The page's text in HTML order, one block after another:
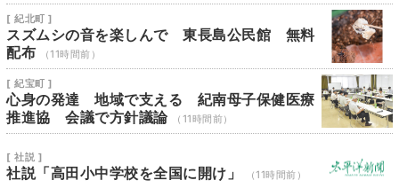
[ 紀北町 ]
スズムシの音を楽しんで 東長島公民館 無料
配布
（11時間前）
[ 紀宝町 ]
心身の発達 地域で支える 紀南母子保健医療
推進協 会議で方針議論
（11時間前）
[ 社説 ]
社説「高田小中学校を全国に開け」 （11時間前）